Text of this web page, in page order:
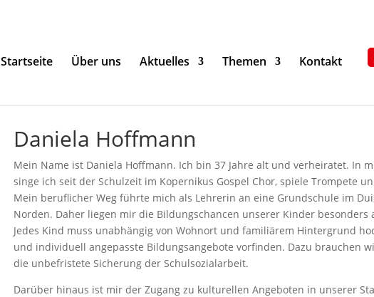
Startseite Über uns Aktuelles Themen Kontakt
Daniela Hoffmann
Mein Name ist Daniela Hoffmann. Ich bin 37 Jahre alt und verheiratet. In
singe ich seit der Schulzeit im Kopernikus Gospel Chor, spiele Trompete
Mein beruflicher Weg führte mich als Lehrerin an eine Grundschule im
Norden. Daher liegen mir die Bildungschancen unserer Kinder besonders
Jedes Kind muss unabhängig von Wohnort und familiärem Hintergrund
und individuell angepasste Bildungsangebote vorfinden. Dazu brauchen
die unbefristete Sicherung der Schulsozialarbeit.
Darüber hinaus ist mir der Zugang zu kulturellen Angeboten in unserer